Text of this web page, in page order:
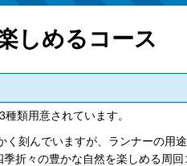
しめるコース
類用意されています。
刻んでいますが、ランナーの用
折々の豊かな自然を楽しめる周回